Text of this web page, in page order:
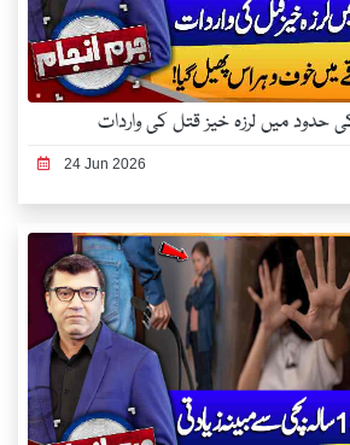
حدود میں لرزہ خیز قتل کی واردات
24 Jun 2026